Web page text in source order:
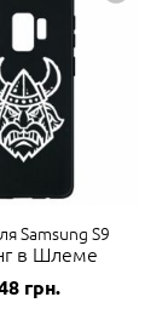
Samsung S9
в Шлеме
грн.